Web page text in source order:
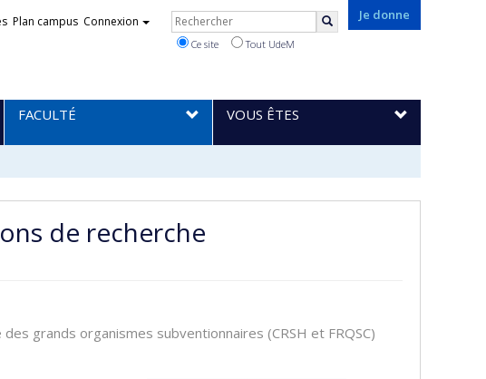
Je donne
Plan campus Connexion Rechercher
Ce site Tout UdeM
FACULTÉ VOUS ÊTES
de recherche
grands organismes subventionnaires (CRSH et FRQSC)